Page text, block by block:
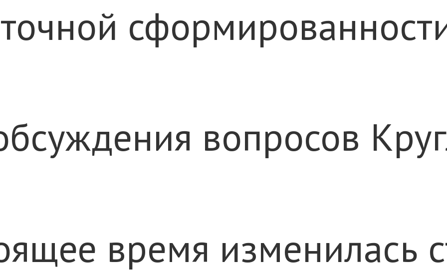
вопросов
время изменилась